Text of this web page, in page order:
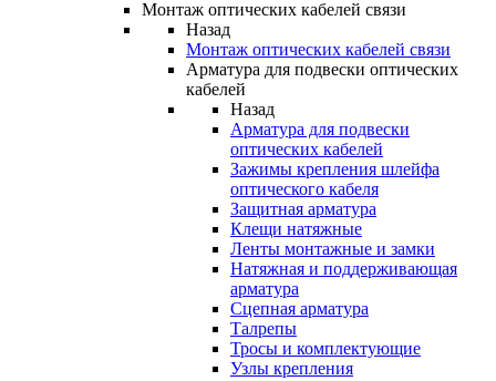
Монтаж оптических кабелей связи
Назад
Монтаж оптических кабелей связи
Арматура для подвески оптических
кабелей
Назад
Арматура для подвески
оптических кабелей
Зажимы крепления шлейфа
оптического кабеля
Защитная арматура
Клещи натяжные
Ленты монтажные и замки
Натяжная и поддерживающая
арматура
Сцепная арматура
Талрепы
Тросы и комплектующие
Узлы крепления